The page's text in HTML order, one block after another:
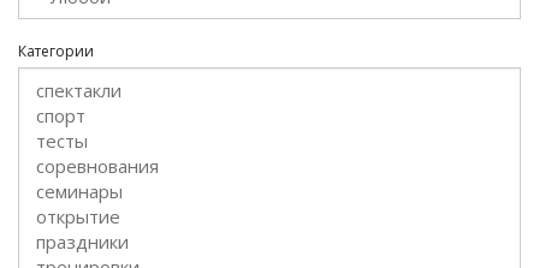
Категории